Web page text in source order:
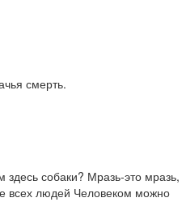
смерть.
собаки? Мразь-это
всех людей Человеком можно